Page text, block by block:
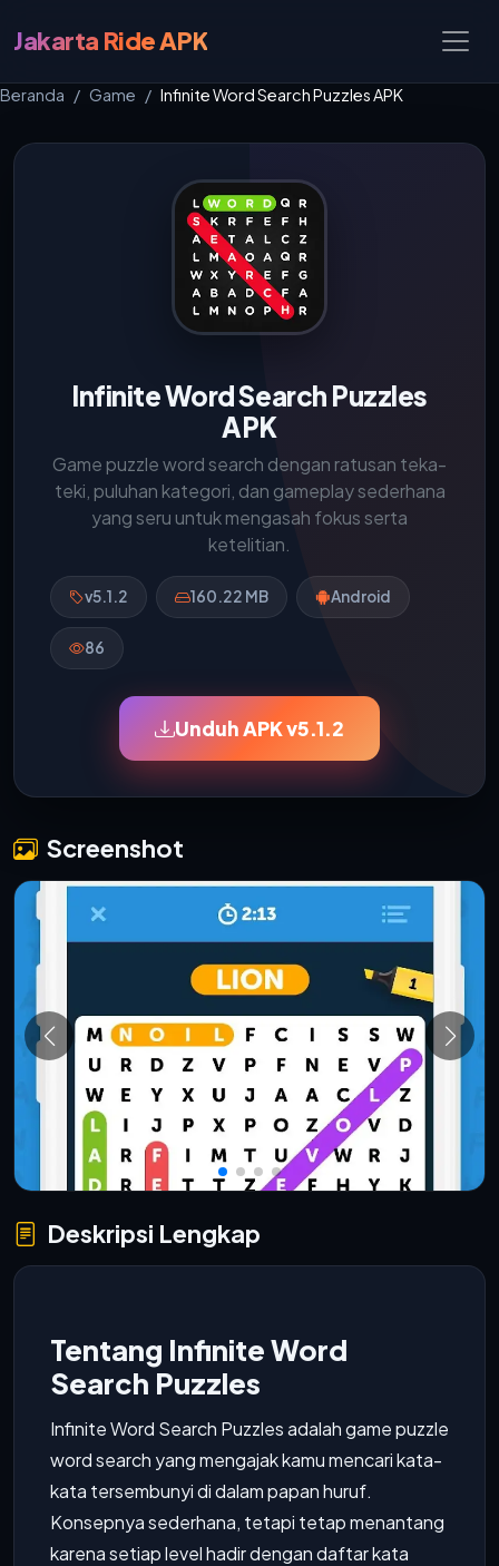
Jakarta Ride APK
Beranda Game Infinite Word Search Puzzles APK
Infinite Word Search Puzzles
APK
Game puzzle word search dengan ratusan teka-
teki, puluhan kategori, dan gameplay sederhana
yang seru untuk mengasah fokus serta
ketelitian.
v5.1.2 160.22 MB Android
86
Unduh APK v5.1.2
Screenshot
Deskripsi Lengkap
Tentang Infinite Word
Search Puzzles
Infinite Word Search Puzzles adalah game puzzle
word search yang mengajak kamu mencari kata-
kata tersembunyi di dalam papan huruf.
Konsepnya sederhana, tetapi tetap menantang
karena setiap level hadir dengan daftar kata